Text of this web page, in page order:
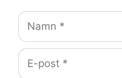
Namn
E-
post